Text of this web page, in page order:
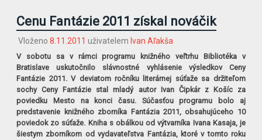
Cenu Fantázie 2011 získal nováčik
Vloženo 8.11.2011 uživatelem Ivan Aľakša
V sobotu sa v rámci programu knižného veľtrhu Bibliotéka v
Bratislave uskutočnilo slávnostné vyhlásenie výsledkov Ceny
Fantázie 2011. V deviatom ročníku literárnej súťaže sa držiteľom
sochy Ceny Fantázie stal mladý autor Ivan Čipkár z Košíc za
poviedku Mesto na konci času. Súčasťou programu bolo aj
predstavenie knižného zborníka Fantázia 2011, obsahujúceho 10
poviedok zo súťaže. Kniha s obálkou od výtvarníka Ivana Kasaja, je
šiestym zborníkom od vydavateľstva Fantázia, ktoré v tomto roku